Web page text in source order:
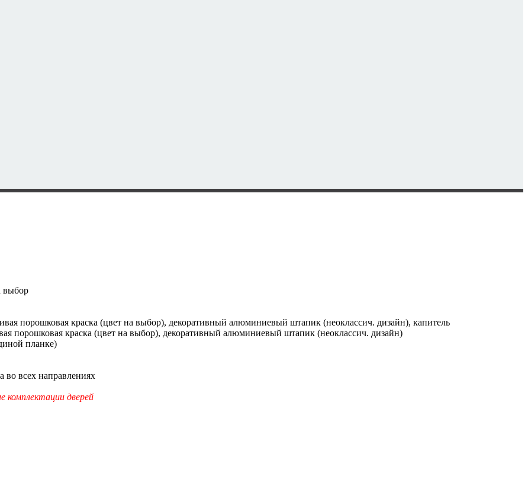
выбор
порошковая краска (цвет на выбор), декоративный алюминиевый штапик (неоклассич. дизайн), капитель
порошковая краска (цвет на выбор), декоративный алюминиевый штапик (неоклассич. дизайн)
планке)
во всех направлениях
комплектации дверей